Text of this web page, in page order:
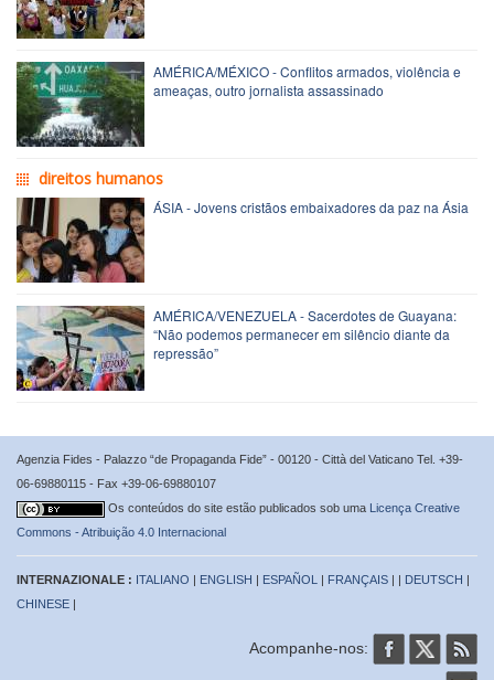
AMÉRICA/MÉXICO - Conflitos armados, violência e
ameaças, outro jornalista assassinado
direitos humanos
ÁSIA - Jovens cristãos embaixadores da paz na Ásia
AMÉRICA/VENEZUELA - Sacerdotes de Guayana:
“Não podemos permanecer em silêncio diante da
repressão”
Agenzia Fides - Palazzo “de Propaganda Fide” - 00120 - Città del Vaticano Tel. +39-
06-69880115 - Fax +39-06-69880107
Os conteúdos do site estão publicados sob uma Licença Creative
Commons - Atribuição 4.0 Internacional
INTERNAZIONALE : ITALIANO | ENGLISH | ESPAÑOL | FRANÇAIS | | DEUTSCH |
CHINESE |
Acompanhe-nos: